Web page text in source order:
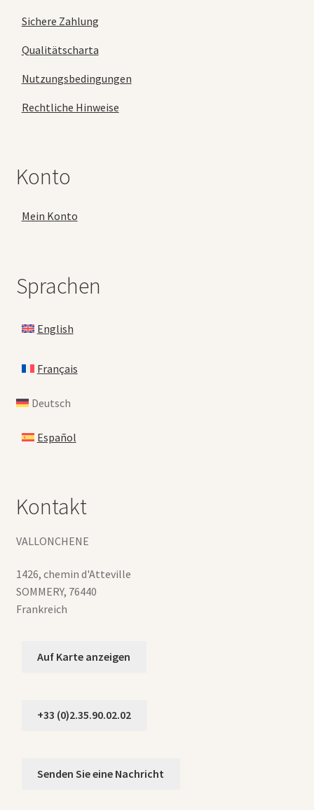
Sichere Zahlung
Qualitätscharta
Nutzungsbedingungen
Rechtliche Hinweise
Konto
Mein Konto
Sprachen
English
Français
Deutsch
Español
Kontakt
VALLONCHENE
1426, chemin d'Atteville
SOMMERY, 76440
Frankreich
Auf Karte anzeigen
+33 (0)2.35.90.02.02
Senden Sie eine Nachricht